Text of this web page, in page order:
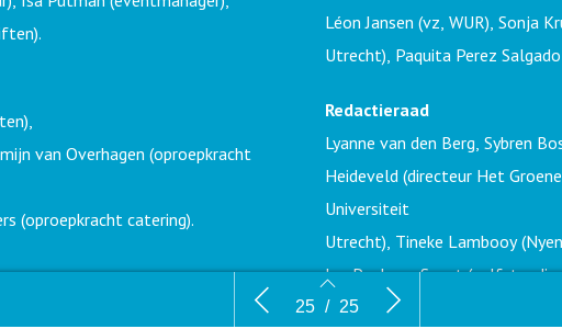
Dossier: Op weg uit het
25 / 25
van Overhagen (oproepkracht
(oproepkracht catering).
Léon Jansen (vz, WUR), Sonja
Utrecht), Paquita Perez
Redactieraad
Lyanne van den Berg, Sybren
Heideveld (directeur Het
Universiteit
Utrecht), Tineke Lambooy
Jan Paul van Soest
Joeri Wesseling (Universiteit